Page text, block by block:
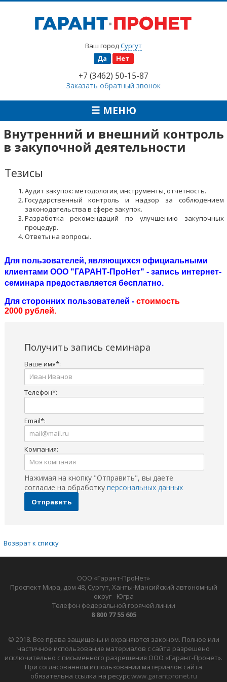
Ваш город Сургут
Да
Нет
+7 (3462) 50-15-87
Заказать обратный звонок
МЕНЮ
Внутренний и внешний контроль
в закупочной деятельности
Тезисы
Аудит закупок: методология, инструменты, отчетность.
Государственный контроль и надзор за соблюдением
законодательства в сфере закупок.
Разработка рекомендаций по улучшению закупочных
процедур.
Ответы на вопросы.
Для пользователей, являющихся официальными
клиентами ООО "ГАРАНТ-ПроНет" - запись интернет-
семинара предоставляется бесплатно.
Для сторонних пользователей - стоимость
2000 рублей.
Получить запись семинара
Ваше имя*:
Телефон*:
Email*:
Компания:
Нажимая на кнопку "Отправить", вы даете
согласие на обработку персональных данных
Отправить
Возврат к списку
ООО «Гарант-ПроНет»
Проспект Мира, дом 48, Сургут, Ханты-Мансийский автономный
округ - Югра
Телефон федеральной горячей линии
8 800 77 55 605
© 2018. Все права защищены и охраняются законом. Полное или
частичное использование материалов с сайта разрешено
исключительно с письменного разрешения ООО «Гарант-Пронет».
При согласованном использовании материалов сайта
обязательна ссылка на ресурсwww.garantpronet.ru